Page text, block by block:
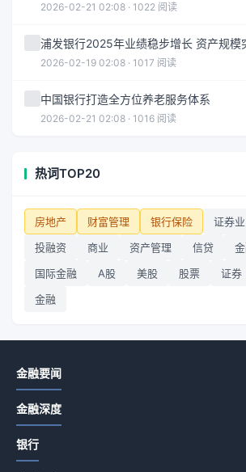
2026-02-21 02:08 · 1022 阅读
浦发银行2025年业绩稳步增长 资产规模
2026-02-19 02:08 · 1017 阅读
中国银行打造全方位养老服务体系
2026-02-21 02:08 · 1016 阅读
热词TOP20
房地产 财富管理 银行保险 证券业
投融资
商业 资产管理 信贷
国际金融
A股 美股 股票 证券
金融
金融要闻
金融深度
银行